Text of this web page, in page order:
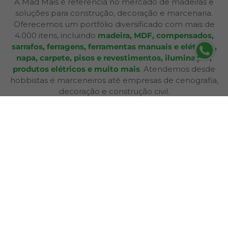
soluções para construção, decoração e marcenaria.
Oferecemos um portfólio diversificado com mais de
4.000 itens, incluindo madeira, MDF, compensados,
sarrafos, ferragens, ferramentas manuais e elétricas,
napa, carpete, pisos e revestimentos, iluminação,
produtos elétricos e muito mais. Atendemos desde
hobbistas e marceneiros até empresas de cenografia,
decoração e construção civil.